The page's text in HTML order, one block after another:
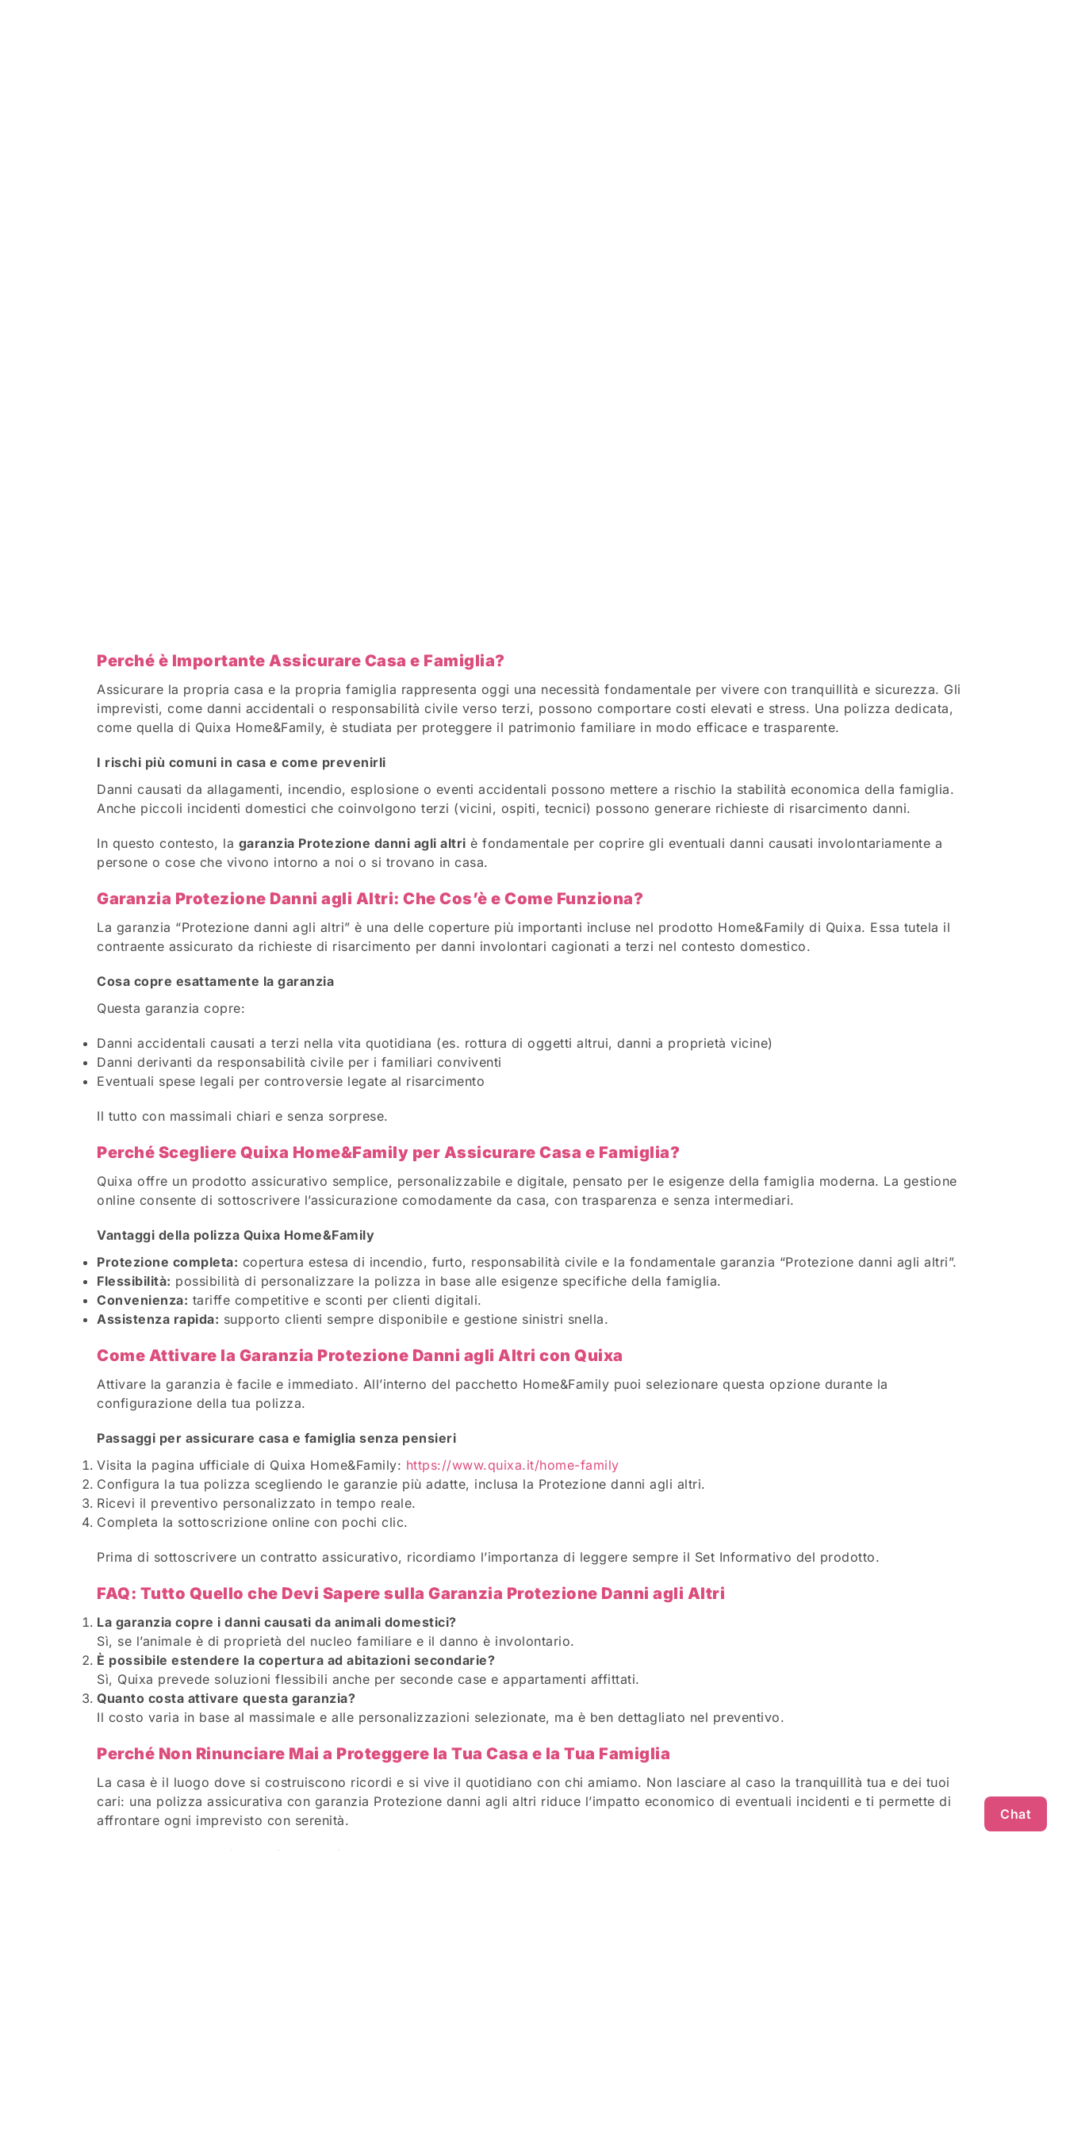
Chat
Perché è Importante Assicurare Casa e Famiglia?
Assicurare la propria casa e la propria famiglia rappresenta oggi una necessità fondamentale per vivere con tranquillità e sicurezza. Gli
imprevisti, come danni accidentali o responsabilità civile verso terzi, possono comportare costi elevati e stress. Una polizza dedicata,
come quella di Quixa Home&Family, è studiata per proteggere il patrimonio familiare in modo efficace e trasparente.
I rischi più comuni in casa e come prevenirli
Danni causati da allagamenti, incendio, esplosione o eventi accidentali possono mettere a rischio la stabilità economica della famiglia.
Anche piccoli incidenti domestici che coinvolgono terzi (vicini, ospiti, tecnici) possono generare richieste di risarcimento danni.
In questo contesto, la garanzia Protezione danni agli altri è fondamentale per coprire gli eventuali danni causati involontariamente a
persone o cose che vivono intorno a noi o si trovano in casa.
Garanzia Protezione Danni agli Altri: Che Cos’è e Come Funziona?
La garanzia “Protezione danni agli altri” è una delle coperture più importanti incluse nel prodotto Home&Family di Quixa. Essa tutela il
contraente assicurato da richieste di risarcimento per danni involontari cagionati a terzi nel contesto domestico.
Cosa copre esattamente la garanzia
Questa garanzia copre:
Danni accidentali causati a terzi nella vita quotidiana (es. rottura di oggetti altrui, danni a proprietà vicine)
Danni derivanti da responsabilità civile per i familiari conviventi
Eventuali spese legali per controversie legate al risarcimento
Il tutto con massimali chiari e senza sorprese.
Perché Scegliere Quixa Home&Family per Assicurare Casa e Famiglia?
Quixa offre un prodotto assicurativo semplice, personalizzabile e digitale, pensato per le esigenze della famiglia moderna. La gestione
online consente di sottoscrivere l’assicurazione comodamente da casa, con trasparenza e senza intermediari.
Vantaggi della polizza Quixa Home&Family
Protezione completa: copertura estesa di incendio, furto, responsabilità civile e la fondamentale garanzia “Protezione danni agli altri”.
Flessibilità: possibilità di personalizzare la polizza in base alle esigenze specifiche della famiglia.
Convenienza: tariffe competitive e sconti per clienti digitali.
Assistenza rapida: supporto clienti sempre disponibile e gestione sinistri snella.
Come Attivare la Garanzia Protezione Danni agli Altri con Quixa
Attivare la garanzia è facile e immediato. All’interno del pacchetto Home&Family puoi selezionare questa opzione durante la
configurazione della tua polizza.
Passaggi per assicurare casa e famiglia senza pensieri
Visita la pagina ufficiale di Quixa Home&Family: https://www.quixa.it/home-family
Configura la tua polizza scegliendo le garanzie più adatte, inclusa la Protezione danni agli altri.
Ricevi il preventivo personalizzato in tempo reale.
Completa la sottoscrizione online con pochi clic.
Prima di sottoscrivere un contratto assicurativo, ricordiamo l’importanza di leggere sempre il Set Informativo del prodotto.
FAQ: Tutto Quello che Devi Sapere sulla Garanzia Protezione Danni agli Altri
La garanzia copre i danni causati da animali domestici?
Sì, se l’animale è di proprietà del nucleo familiare e il danno è involontario.
È possibile estendere la copertura ad abitazioni secondarie?
Sì, Quixa prevede soluzioni flessibili anche per seconde case e appartamenti affittati.
Quanto costa attivare questa garanzia?
Il costo varia in base al massimale e alle personalizzazioni selezionate, ma è ben dettagliato nel preventivo.
Perché Non Rinunciare Mai a Proteggere la Tua Casa e la Tua Famiglia
La casa è il luogo dove si costruiscono ricordi e si vive il quotidiano con chi amiamo. Non lasciare al caso la tranquillità tua e dei tuoi
cari: una polizza assicurativa con garanzia Protezione danni agli altri riduce l’impatto economico di eventuali incidenti e ti permette di
affrontare ogni imprevisto con serenità.
Non aspettare che l’imprevisto bussi alla tua porta!